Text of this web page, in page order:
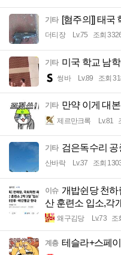
기타 [혐주의]] 태국
더티장 Lv.75 조회
기타 미국 학교 남
썽바 Lv.89 조회
기타 만약 이게 대
제르만크록 Lv.81
기타 검은독수리 공
산바락 Lv.37 조회
이슈 개밥쉰당 천하
산 훈련소 입소,각
왜구김당 Lv.73 조
계층 테슬라+스페